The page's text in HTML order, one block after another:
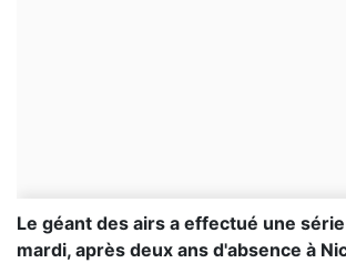
Le géant des airs a effectué une
mardi, après deux ans d'absence à